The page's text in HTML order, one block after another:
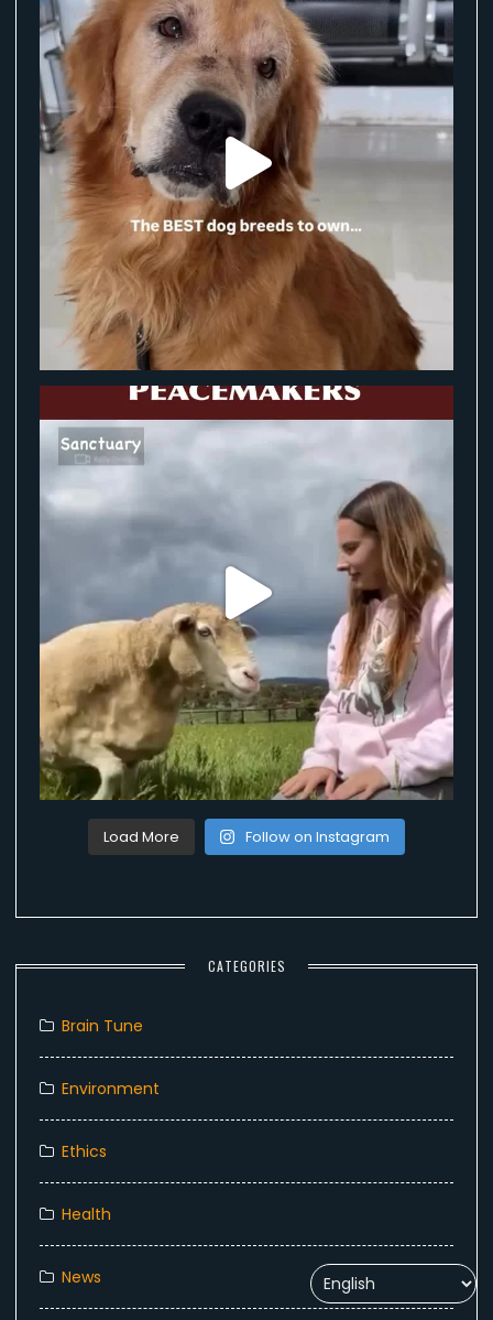
Load More Follow on Instagram
CATEGORIES
Brain Tune
Environment
Ethics
Health
News